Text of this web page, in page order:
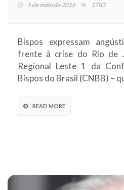
5 de maio de 2016 1783
Bispos expressam
frente à crise do Rio de
Regional Leste 1 da
Bispos do Brasil (CNBB) –
READ MORE